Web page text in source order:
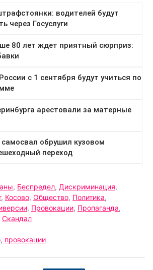
, Беспредел, Дискриминация,
, Косово, Общество, Политика,
, Провокации, Пропаганда,
Скандал
, провокации